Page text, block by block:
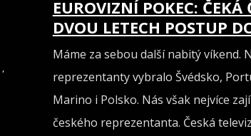
,
EUROVIZNÍ POKEC: ČEKÁ
DVOU LETECH POSTUP
Máme za sebou další nabitý víkend.
reprezentanty vybralo Švédsko,
Marino i Polsko. Nás však nejvíce
českého reprezentanta. Česká